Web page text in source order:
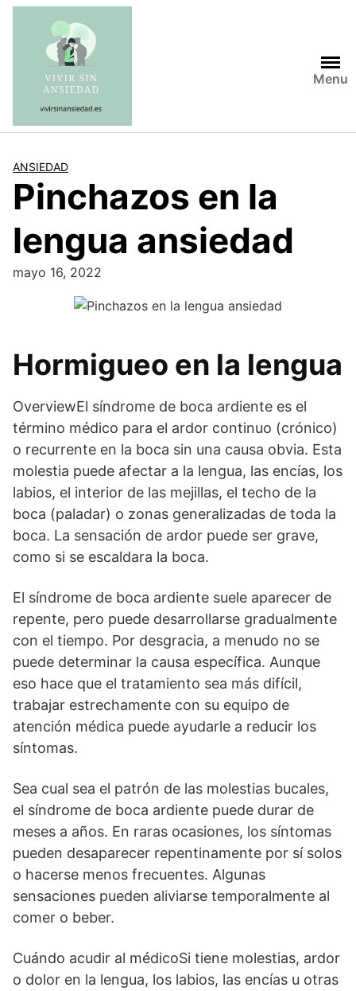
Saltar
contenido
Menu
ANSIEDAD
Pinchazos en la
lengua ansiedad
mayo 16, 2022
Hormigueo en la lengua
OverviewEl síndrome de boca ardiente es el
término médico para el ardor continuo (crónico)
o recurrente en la boca sin una causa obvia. Esta
molestia puede afectar a la lengua, las encías, los
labios, el interior de las mejillas, el techo de la
boca (paladar) o zonas generalizadas de toda la
boca. La sensación de ardor puede ser grave,
como si se escaldara la boca.
El síndrome de boca ardiente suele aparecer de
repente, pero puede desarrollarse gradualmente
con el tiempo. Por desgracia, a menudo no se
puede determinar la causa específica. Aunque
eso hace que el tratamiento sea más difícil,
trabajar estrechamente con su equipo de
atención médica puede ayudarle a reducir los
síntomas.
Sea cual sea el patrón de las molestias bucales,
el síndrome de boca ardiente puede durar de
meses a años. En raras ocasiones, los síntomas
pueden desaparecer repentinamente por sí solos
o hacerse menos frecuentes. Algunas
sensaciones pueden aliviarse temporalmente al
comer o beber.
Cuándo acudir al médicoSi tiene molestias, ardor
o dolor en la lengua, los labios, las encías u otras